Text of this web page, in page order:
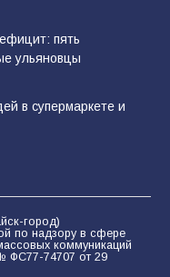
пять
ульяновцы
в супермаркете и
город)
по надзору в сфере
коммуникаций
ФС77-74707 от 29